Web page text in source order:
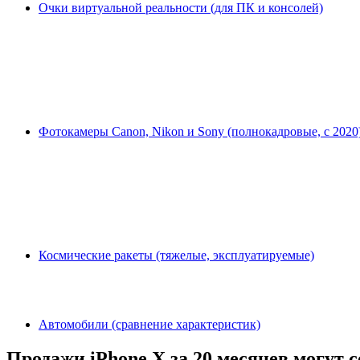
Очки виртуальной реальности (для ПК и консолей)
Фотокамеры Canon, Nikon и Sony (полнокадровые, с
Космические ракеты (тяжелые, эксплуатируемые)
Автомобили (сравнение характеристик)